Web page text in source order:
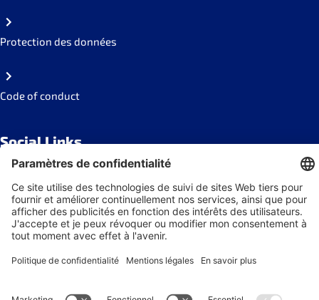
Protection des données
Code of conduct
Social Links
Newsletter